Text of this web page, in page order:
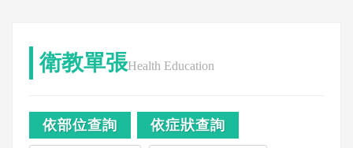
衛教單張Health Education
依部位查詢 依症狀查詢